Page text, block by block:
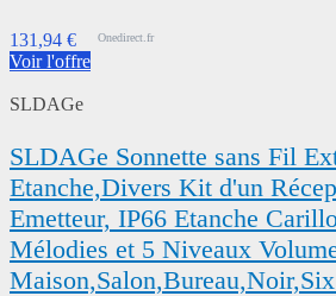
131,94 € Onedirect.fr
Voir l'offre
SLDAGe
SLDAGe Sonnette sans Fil
Etanche,Divers Kit d'un
Emetteur, IP66 Etanche
Mélodies et 5 Niveaux